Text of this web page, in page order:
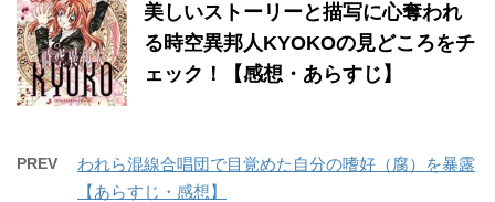
美しいストーリーと描写に心奪われ
る時空異邦人KYOKOの見どころをチ
ェック！【感想・あらすじ】
PREV
われら混線合唱団で目覚めた自分の嗜好（腐）を暴露
【あらすじ・感想】